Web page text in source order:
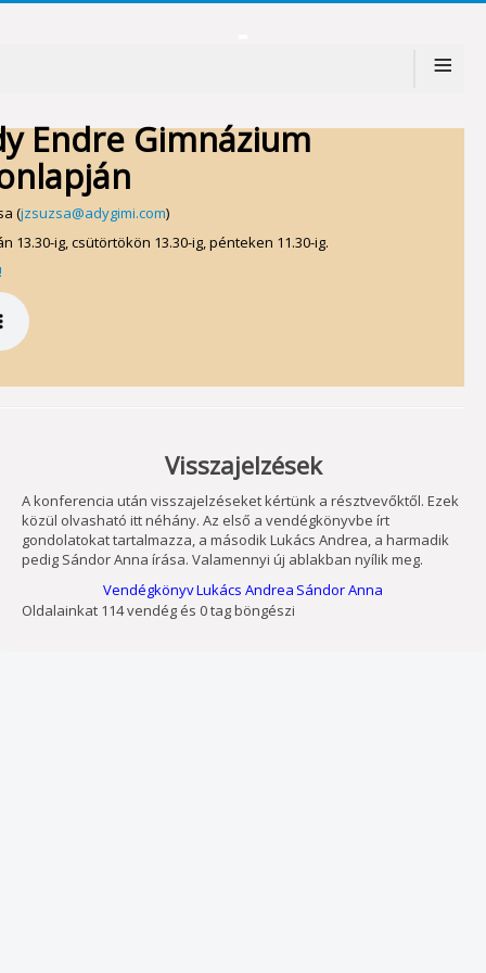
≡
Endre Gimnázium
(jzsuzsa@adygimi.com)
ig, csütörtökön 13.30-ig, pénteken 11.30-ig.
Visszajelzések
A konferencia után visszajelzéseket kértünk a résztvevőktől. Ezek
közül olvasható itt néhány. Az első a vendégkönyvbe írt
gondolatokat tartalmazza, a második Lukács Andrea, a harmadik
pedig Sándor Anna írása. Valamennyi új ablakban nyílik meg.
VendégkönyvLukács Andrea Sándor Anna
Oldalainkat 114 vendég és 0 tag böngészi